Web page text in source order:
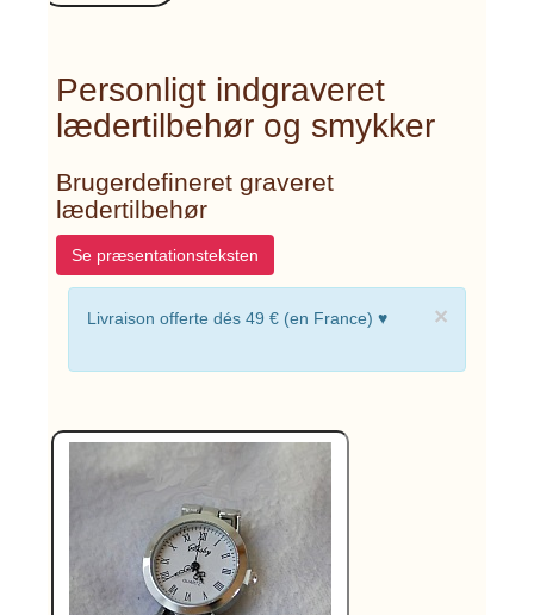
Personligt indgraveret
lædertilbehør og smykker
Brugerdefineret graveret
lædertilbehør
Se præsentationsteksten
×
Livraison offerte dés 49 € (en France) ♥